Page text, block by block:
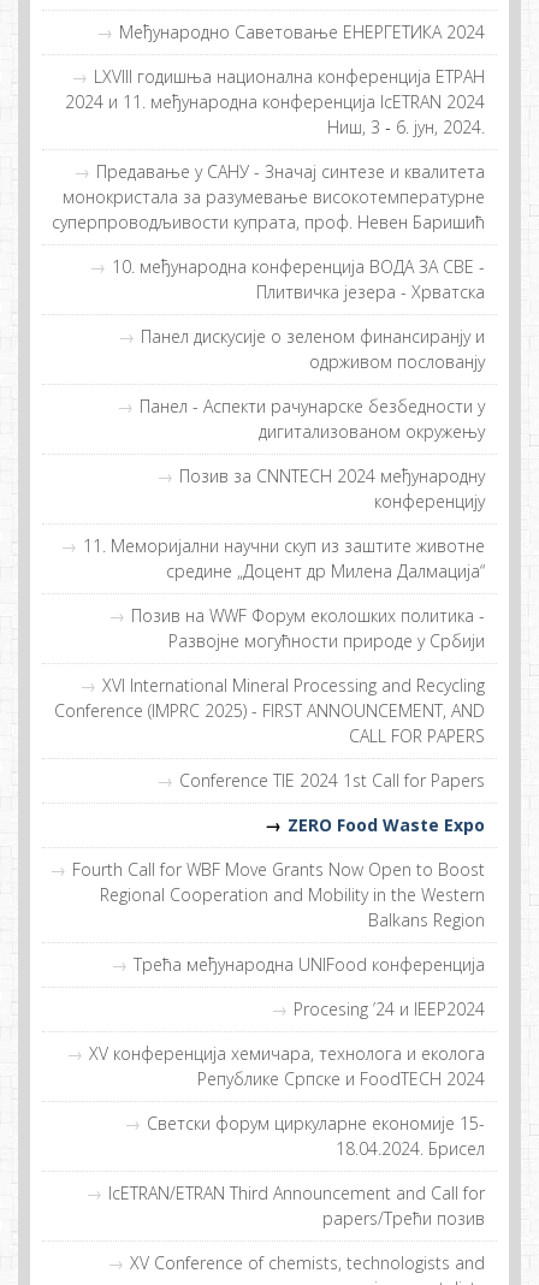
Међународно Саветовање ЕНЕРГЕТИКА 2024
LXVIII годишња национална конференција ЕТРАН
2024 и 11. међународна конференција IcETRAN 2024
Ниш, 3 ‐ 6. јун, 2024.
Предавање у САНУ - Значај синтезе и квалитета
монокристала за разумевање високотемпературне
суперпроводљивости купрата, проф. Невен Баришић
10. међународнa конференцијa ВОДА ЗА СВЕ -
Плитвичка језера - Хрватска
Пaнeл дискусиje o зeлeнoм финaнсирaнjу и
oдрживoм пoслoвaнjу
Панел - Аспекти рачунарске безбедности у
дигитализованом окружењу
Позив за CNNTECH 2024 међународну
конференцију
11. Меморијални научни скуп из заштите животне
средине „Доцент др Милена Далмација“
Позив на WWF Форум еколошких политика -
Развојне могућности природе у Србији
XVI International Mineral Processing and Recycling
Conference (IMPRC 2025) - FIRST ANNOUNCEMENT, AND
CALL FOR PAPERS
Conference TIE 2024 1st Call for Papers
ZERO Food Waste Expo
Fourth Call for WBF Move Grants Now Open to Boost
Regional Cooperation and Mobility in the Western
Balkans Region
Tрeћa мeђунaрoднa UNIFood кoнфeрeнциja
Procesing ’24 и IEEP2024
XV конференција хемичара, технолога и еколога
Републике Српске и FoodTECH 2024
Светски форум циркуларне економије 15-
18.04.2024. Брисел
IcETRAN/ETRAN Third Announcement and Call for
papers/Tрeћи пoзив
XV Conference of chemists, technologists and